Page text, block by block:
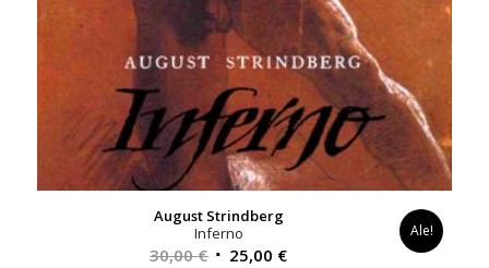
August Strindberg
Inferno
30,00€ Alkuperäinen
25,00 €Nykyinen
Ale!